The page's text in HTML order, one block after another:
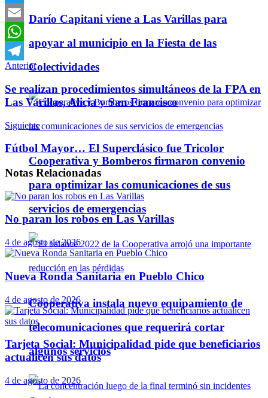
Darío Capitani viene a Las Varillas para
apoyar al municipio en la Fiesta de las
Colectividades
Cooperativa y Bomberos firmaron convenio
para optimizar las comunicaciones de sus
servicios de emergencias
Cooperativa instala nuevo equipamiento de
telecomunicaciones que requerirá cortar
algunos servicios
Twitter
Email
WhatsApp
Telegram
Anterior
Se realizan procedimientos simultáneos de la FPA en
Las Varillas, Alicia y San Francisco
Siguiente
Fútbol Mayor… El Superclásico fue Tricolor
Notas Relacionadas
No paran los robos en Las Varillas
4 de agosto de 2026
Nueva Ronda Sanitaria en Pueblo Chico
4 de agosto de 2026
Tarjeta Social: Municipalidad pide que beneficiarios
actualicen sus datos
4 de agosto de 2026